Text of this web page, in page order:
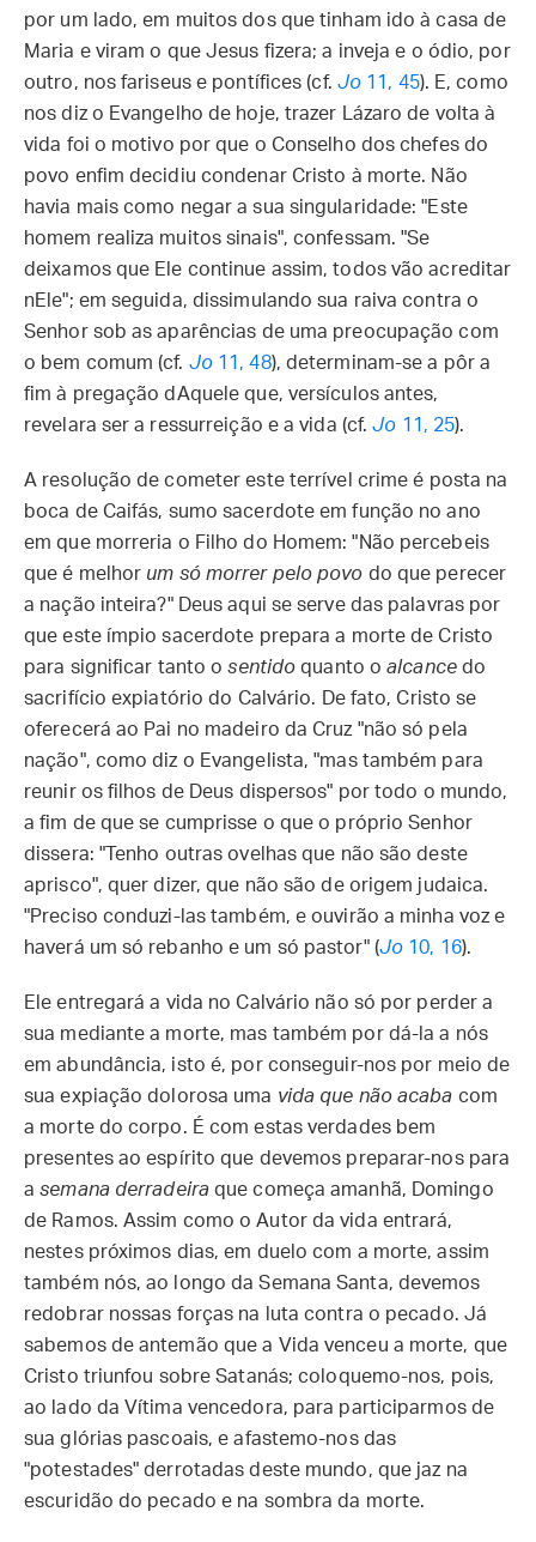
por um lado, em muitos dos que tinham ido à casa de
Maria e viram o que Jesus fizera; a inveja e o ódio, por
outro, nos fariseus e pontífices (cf. Jo 11, 45). E, como
nos diz o Evangelho de hoje, trazer Lázaro de volta à
vida foi o motivo por que o Conselho dos chefes do
povo enfim decidiu condenar Cristo à morte. Não
havia mais como negar a sua singularidade: "Este
homem realiza muitos sinais", confessam. "Se
deixamos que Ele continue assim, todos vão acreditar
nEle"; em seguida, dissimulando sua raiva contra o
Senhor sob as aparências de uma preocupação com
o bem comum (cf. Jo11, 48), determinam-se a pôr a
fim à pregação dAquele que, versículos antes,
revelara ser a ressurreição e a vida (cf.Jo 11, 25).
A resolução de cometer este terrível crime é posta na
boca de Caifás, sumo sacerdote em função no ano
em que morreria o Filho do Homem: "Não percebeis
que é melhor um só morrer pelo povo do que perecer
a nação inteira?" Deus aqui se serve das palavras por
que este ímpio sacerdote prepara a morte de Cristo
para significar tanto osentido quanto oalcancedo
sacrifício expiatório do Calvário. De fato, Cristo se
oferecerá ao Pai no madeiro da Cruz "não só pela
nação", como diz o Evangelista, "mas também para
reunir os filhos de Deus dispersos" por todo o mundo,
a fim de que se cumprisse o que o próprio Senhor
dissera: "Tenho outras ovelhas que não são deste
aprisco", quer dizer, que não são de origem judaica.
"Preciso conduzi-las também, e ouvirão a minha voz e
haverá um só rebanho e um só pastor" (Jo 10, 16).
Ele entregará a vida no Calvário não só por perder a
sua mediante a morte, mas também por dá-la a nós
em abundância, isto é, por conseguir-nos por meio de
sua expiação dolorosa uma vida que não acaba com
a morte do corpo. É com estas verdades bem
presentes ao espírito que devemos preparar-nos para
asemana derradeiraque começa amanhã, Domingo
de Ramos. Assim como o Autor da vida entrará,
nestes próximos dias, em duelo com a morte, assim
também nós, ao longo da Semana Santa, devemos
redobrar nossas forças na luta contra o pecado. Já
sabemos de antemão que a Vida venceu a morte, que
Cristo triunfou sobre Satanás; coloquemo-nos, pois,
ao lado da Vítima vencedora, para participarmos de
sua glórias pascoais, e afastemo-nos das
"potestades" derrotadas deste mundo, que jaz na
escuridão do pecado e na sombra da morte.